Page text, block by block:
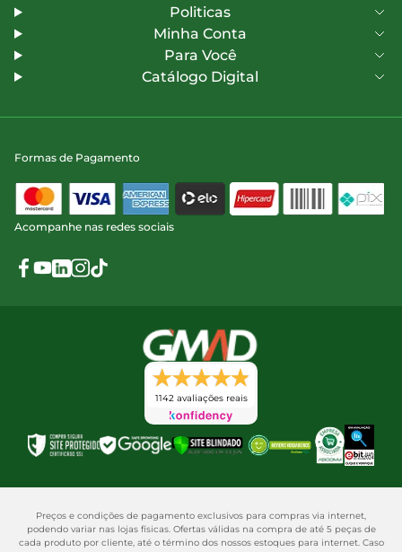
Politicas
Minha Conta
Para Você
Catálogo Digital
Formas de Pagamento
Acompanhe nas redes sociais
1142 avaliações reais
Preços e condições de pagamento exclusivos para compras via internet,
podendo variar nas lojas físicas. Ofertas válidas na compra de até 5 peças de
cada produto por cliente, até o término dos nossos estoques para internet. Caso